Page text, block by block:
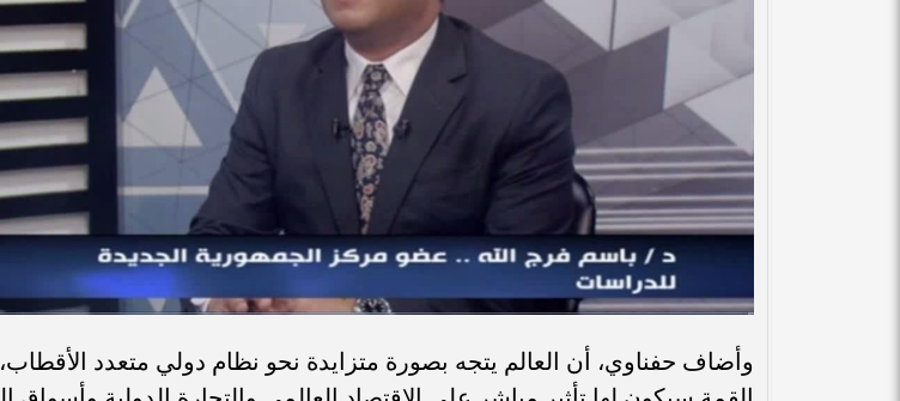
وأضاف حفناوي، أن العالم يتجه بصورة متزايدة نحو نظام دولي متعدد